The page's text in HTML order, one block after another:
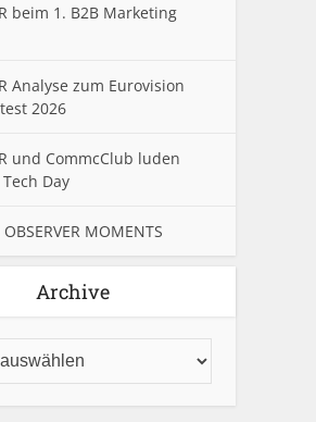
beim 1. B2B Marketing
Analyse zum Eurovision
2026
und CommcClub luden
Day
MOMENTS
Archive